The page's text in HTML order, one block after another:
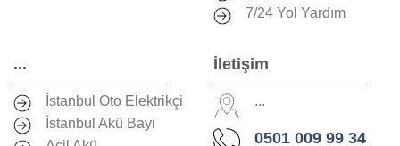
7/24 Yol Yardım
...
İstanbul Oto Elektrikçi
İstanbul Akü Bayi
İletişim
...
0501 009 99 34